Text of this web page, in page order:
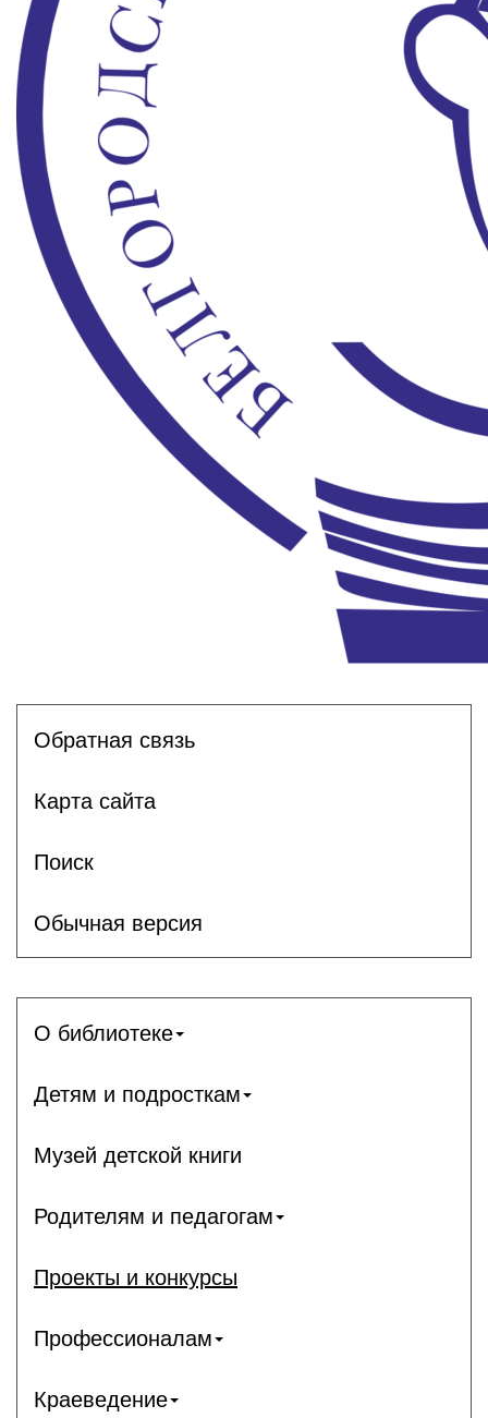
Обратная связь
Карта сайта
Поиск
Обычная версия
О библиотеке
Детям и подросткам
Музей детской книги
Родителям и педагогам
Проекты и конкурсы
Профессионалам
Краеведение